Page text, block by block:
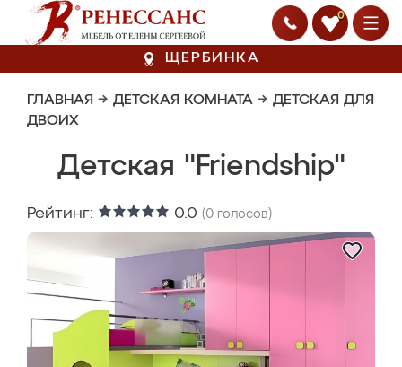
0
ЩЕРБИНКА
ГЛАВНАЯ → ДЕТСКАЯ КОМНАТА → ДЕТСКАЯ ДЛЯ
ДВОИХ
Детская "Friendship"
Рейтинг: 0.0 (0 голосов)